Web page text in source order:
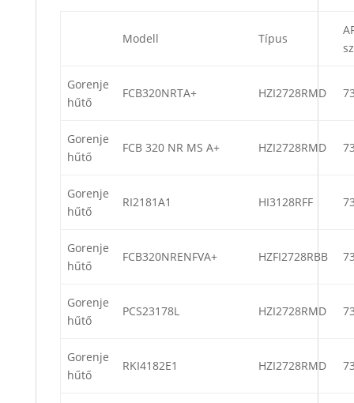
Modell Típus
Gorenje
hűtő
FCB320NRTA+ HZI2728RMD
Gorenje
hűtő
FCB 320 NR MS A+ HZI2728RMD
Gorenje
hűtő
RI2181A1 HI3128RFF
Gorenje
hűtő
FCB320NRENFVA+ HZFI2728RBB
Gorenje
hűtő
PCS23178L HZI2728RMD
Gorenje
hűtő
RKI4182E1 HZI2728RMD